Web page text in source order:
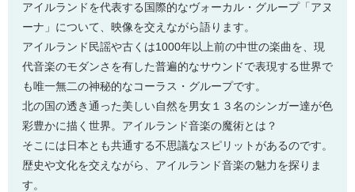
アイルランドを代表する国際的なヴォーカル・グループ「アヌ
ーナ」について、映像を交えながら語ります。
アイルランド民謡や古くは1000年以上前の中世の楽曲を、現
代音楽のモダンさを有した普遍的なサウンドで表現する世界で
も唯一無二の神秘的なコーラス・グループです。
北の国の透き通った美しい自然を男女１３名のシンガー達が色
彩豊かに描く世界。アイルランド音楽の魔術とは？
そこには日本とも共通する不思議なスピリットがあるのです。
歴史や文化を交えながら、アイルランド音楽の魅力を探りま
す。